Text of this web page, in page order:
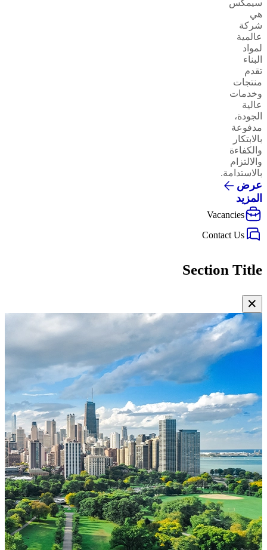
سيمكس
هي
شركة
عالمية
لمواد
البناء
تقدم
منتجات
وخدمات
عالية
الجودة،
مدفوعة
بالابتكار
والكفاءة
والالتزام
بالاستدامة.
عرض
المزيد
Vacancies
Contact Us
Section Title
✕